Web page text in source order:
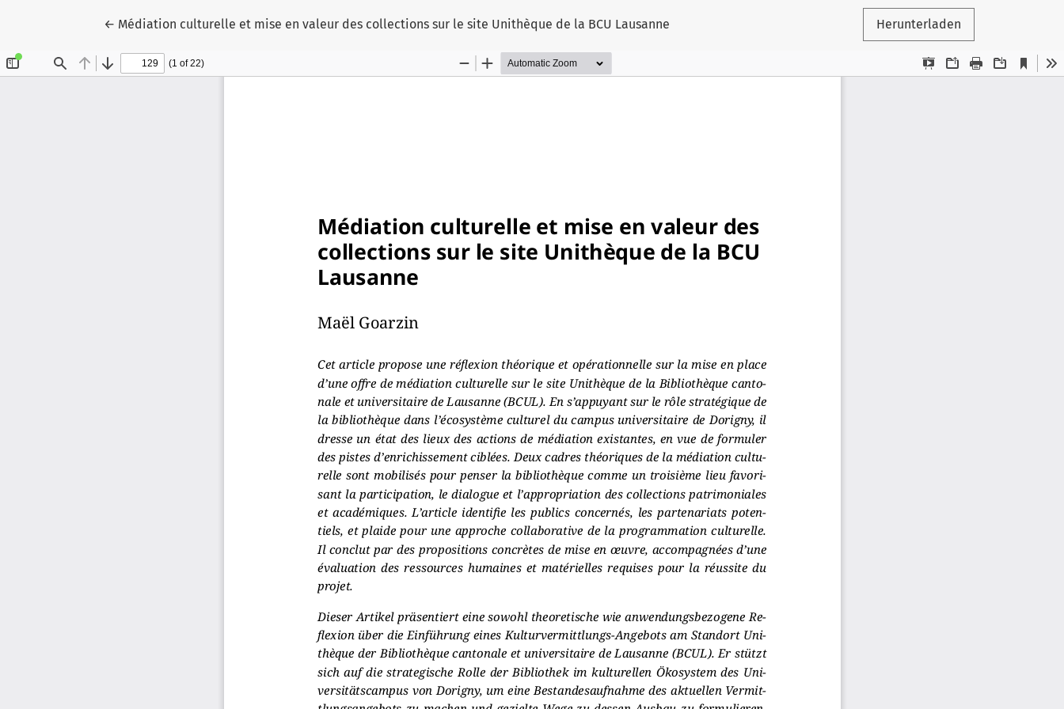
← Zu Artikeldetails zurückkehren
Médiation culturelle et mise en valeur des collections sur le site Unithèque de la BCU Lausanne Herunterladen